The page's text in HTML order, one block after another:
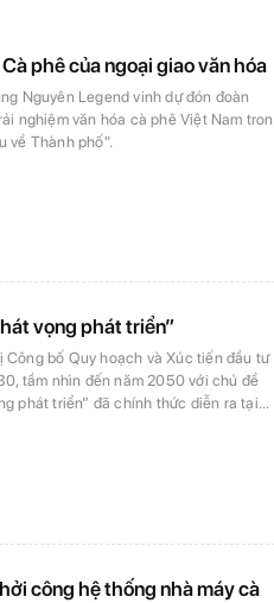
phê của ngoại giao văn hóa
Nguyên Legend vinh dự đón đoàn
nghiệm văn hóa cà phê Việt Nam
về Thành phố".
vọng phát triển”
bố Quy hoạch và Xúc tiến đầu tư
tầm nhìn đến năm 2050 với chủ đề
phát triển” đã chính thức diễn ra tại...
công hệ thống nhà máy cà